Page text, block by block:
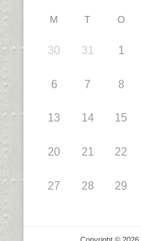
M T O
30 31 1
6 7 8
13 14 15
20 21 22
27 28 29